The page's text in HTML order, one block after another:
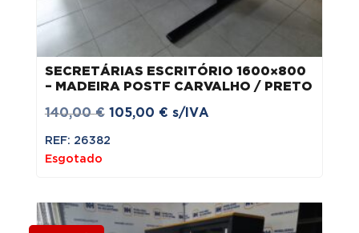
SECRETÁRIAS ESCRITÓRIO 1600×800
– MADEIRA POSTF CARVALHO / PRETO
140,00€ O
preço
105,00 €Os/IVA
REF: 26382
Esgotado